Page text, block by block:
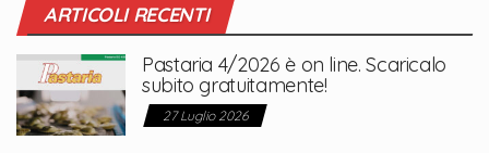
ARTICOLI RECENTI
Pastaria 4/2026 è on line. Scaricalo
subito gratuitamente!
27 Luglio 2026